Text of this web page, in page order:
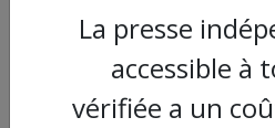
ARTICLE
La presse
accessible à
vérifiée a un